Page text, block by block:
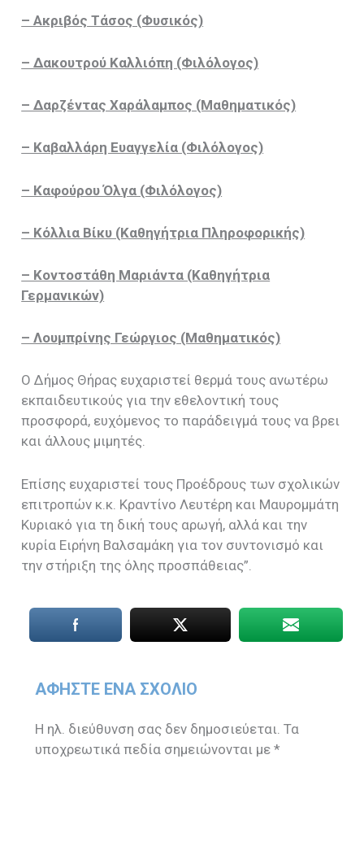
– Ακριβός Τάσος (Φυσικός)
– Δακουτρού Καλλιόπη (Φιλόλογος)
– Δαρζέντας Χαράλαμπος (Μαθηματικός)
– Καβαλλάρη Ευαγγελία (Φιλόλογος)
– Καφούρου Όλγα (Φιλόλογος)
– Κόλλια Βίκυ (Καθηγήτρια Πληροφορικής)
– Κοντοστάθη Μαριάντα (Καθηγήτρια
Γερμανικών)
– Λουμπρίνης Γεώργιος (Μαθηματικός)
Ο Δήμος Θήρας ευχαριστεί θερμά τους ανωτέρω
εκπαιδευτικούς για την εθελοντική τους
προσφορά, ευχόμενος το παράδειγμά τους να βρει
και άλλους μιμητές.
Επίσης ευχαριστεί τους Προέδρους των σχολικών
επιτροπών κ.κ. Κραντίνο Λευτέρη και Μαυρομμάτη
Κυριακό για τη δική τους αρωγή, αλλά και την
κυρία Ειρήνη Βαλσαμάκη για τον συντονισμό και
την στήριξη της όλης προσπάθειας”.
ΑΦΉΣΤΕ ΈΝΑ ΣΧΌΛΙΟ
Η ηλ. διεύθυνση σας δεν δημοσιεύεται. Τα
υποχρεωτικά πεδία σημειώνονται με*